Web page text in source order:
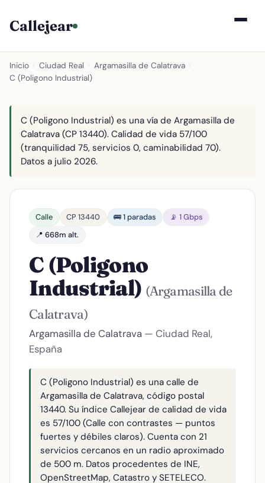
Callejear
Inicio Ciudad Real Argamasilla de Calatrava
C (Poligono Industrial)
C (Poligono Industrial) es una vía de Argamasilla de
Calatrava (CP 13440). Calidad de vida 57/100
(tranquilidad 75, servicios 0, caminabilidad 70).
Datos a julio 2026.
Calle CP 13440 🚌 1 paradas
📡 1 Gbps
📍 668m alt.
C (Poligono
Industrial) (Argamasilla de
Calatrava)
Argamasilla de Calatrava — Ciudad Real,
España
C (Poligono Industrial) es una calle de
Argamasilla de Calatrava, código postal
13440. Su índice Callejear de calidad de vida
es 57/100 (Calle con contrastes — puntos
fuertes y débiles claros). Cuenta con 21
servicios cercanos en un radio aproximado
de 500 m. Datos procedentes de INE,
OpenStreetMap, Catastro y SETELECO.